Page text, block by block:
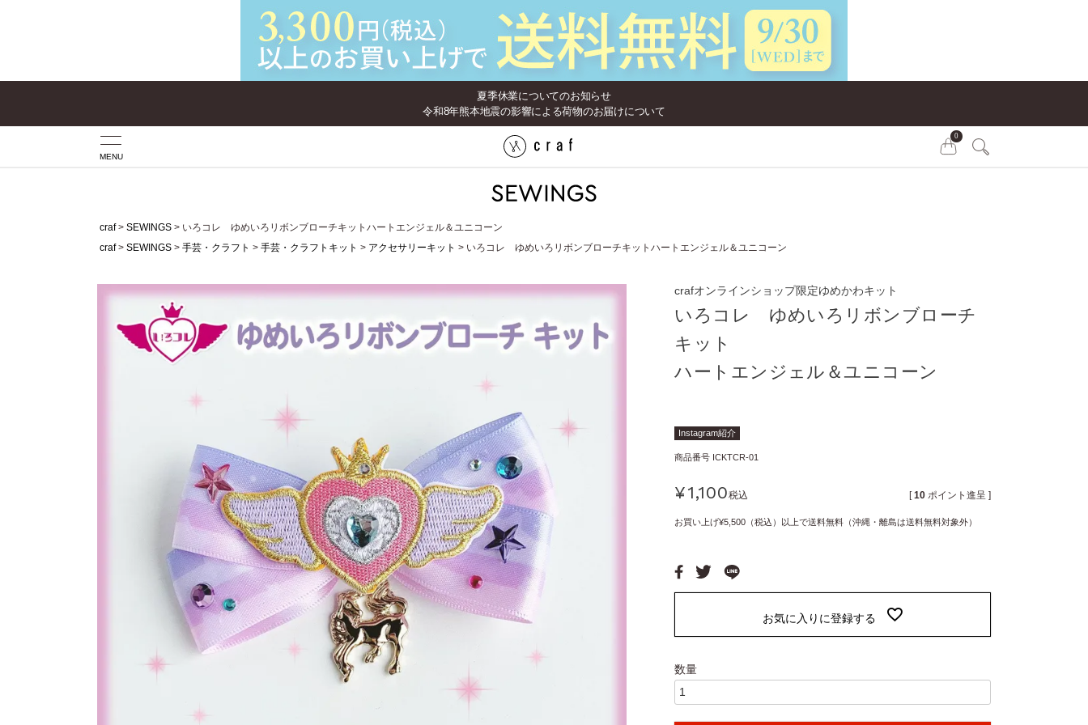
夏季休業についてのお知らせ
令和8年熊本地震の影響による荷物のお届けについて
MENU
0
craf SEWINGS
いろコレ ゆめいろリボンブローチキットハートエンジェル＆ユニコーン
craf
SEWINGS 手芸・クラフト 手芸・クラフトキット アクセサリーキット いろコレ ゆめいろリボンブローチキットハートエンジェル＆ユニコーン
crafオンラインショップ限定ゆめかわキット
いろコレ ゆめいろリボンブローチ
キット
ハートエンジェル＆ユニコーン
Instagram紹介
商品番号 ICKTCR-01
¥1,100税込 [ 10 ポイント進呈 ]
お買い上げ¥5,500（税込）以上で送料無料（沖縄・離島は送料無料対象外）
お気に入りに登録する